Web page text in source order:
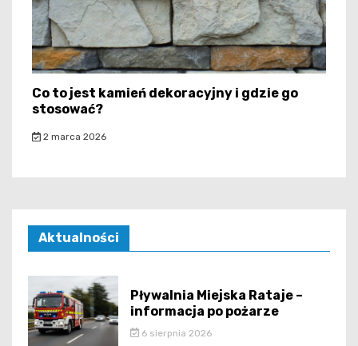
Co to jest kamień dekoracyjny i gdzie go
stosować?
2 marca 2026
Aktualności
Pływalnia Miejska Rataje –
informacja po pożarze
6 sierpnia 2026